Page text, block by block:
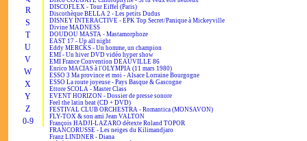
R
S
T
U
V
W
X
Y
Z
0-9
DISCOFLEX - Tour Eiffel (Paris)
Discothèque BELLA 2 - Les petits Dudus
DISNEY INTERACTIVE - EPK Top Secret/Panique à Mickeyville
Divine MADNESS
DOUDOU MASTA - Mastamorphoze
EAST 17 - Up all night
Eddy MERCKS - Un homme, un champion
EMI - Un hiver DVD vidéo hyper show
EMI France Convention DEAUVILLE 86
Enrico MACIAS à l'OLYMPIA (11 mars 1980)
ESSO 3 Ma province et moi - Alsace Lorraine Bourgogne
ESSO La route joyeuse - Pays Basque & Gascogne
Ettore SCOLA - Master Class
EVENT HORIZON - Dossier de presse sonore
Feel the latin beat (CD + DVD)
FESTIVAL CLUB ORCHESTRA - Romantica (MONSAVON)
FLY-TOX & son ami Jean VALTON
François HADJI-LAZARO détexte Roland TOPOR
FRANCORUSSE - Les neiges du Kilimandjaro
Franz LINDNER - Diana